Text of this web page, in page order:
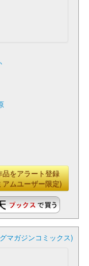
品をアラート登録
アムユーザー限定)
マガジンコミックス)